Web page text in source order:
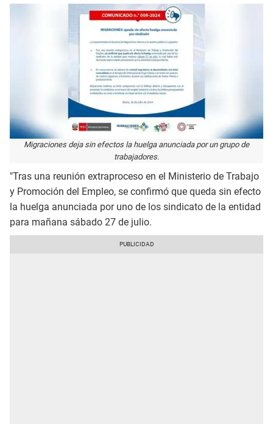
Migraciones deja sin efectos la huelga anunciada por un grupo de
trabajadores.
"Tras una reunión extraproceso en el Ministerio de Trabajo
y Promoción del Empleo, se confirmó que queda sin efecto
la huelga anunciada por uno de los sindicato de la entidad
para mañana sábado 27 de julio.